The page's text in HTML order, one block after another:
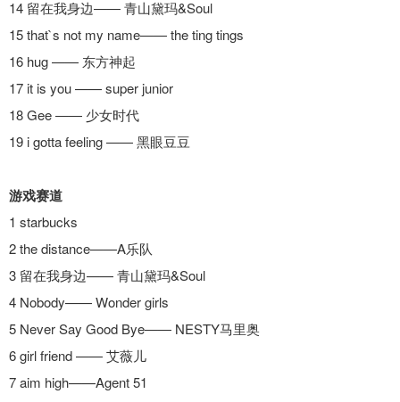
14 留在我身边—— 青山黛玛&Soul
15 that`s not my name—— the ting tings
16 hug —— 东方神起
17 it is you —— super junior
18 Gee —— 少女时代
19 i gotta feeling —— 黑眼豆豆
游戏赛道
1 starbucks
2 the distance——A乐队
3 留在我身边—— 青山黛玛&Soul
4 Nobody—— Wonder girls
5 Never Say Good Bye—— NESTY马里奥
6 girl friend —— 艾薇儿
7 aim high——Agent 51